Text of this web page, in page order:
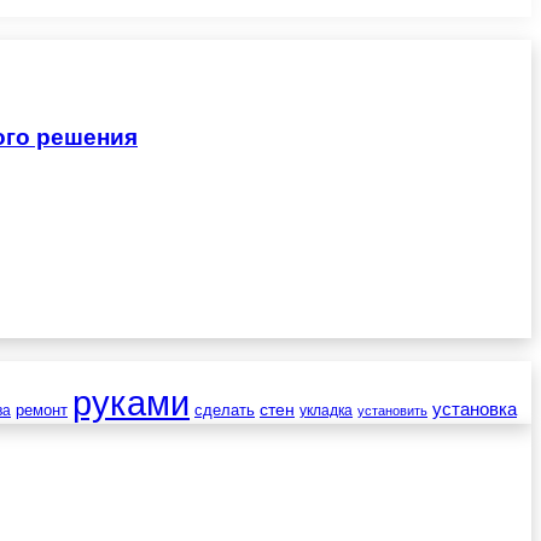
решения
ремонт руками сделать стен укладка установить установка